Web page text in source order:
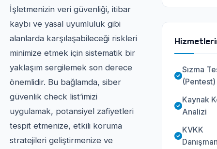
İşletmenizin veri güvenliği, itibar
kaybı ve yasal uyumluluk gibi
alanlarda karşılaşabileceği riskleri
minimize etmek için sistematik bir
yaklaşım sergilemek son derece
önemlidir. Bu bağlamda, siber
güvenlik check list’imizi
uygulamak, potansiyel zafiyetleri
tespit etmenize, etkili koruma
stratejileri geliştirmenize ve
Sızma
(Pentest)
Kaynak
Analizi
KVKK